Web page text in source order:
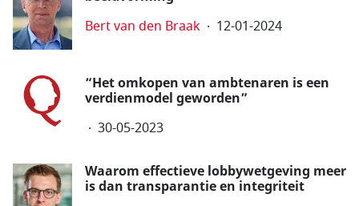
Bert van den Braak 12-01-2024
“Het omkopen van ambtenaren is een
verdienmodel geworden”
30-05-2023
Waarom effectieve lobbywetgeving meer
is dan transparantie en integriteit